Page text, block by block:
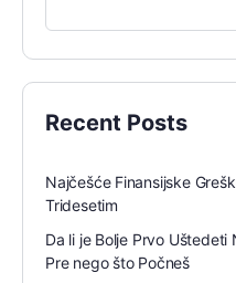
Recent Posts
Najčešće Finansijske
Tridesetim
Da li je Bolje Prvo
Pre nego što Počneš